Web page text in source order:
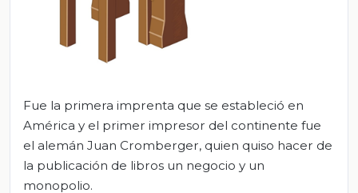
Fue la primera imprenta que se estableció en
América y el primer impresor del continente fue
el alemán Juan Cromberger, quien quiso hacer de
la publicación de libros un negocio y un
monopolio.